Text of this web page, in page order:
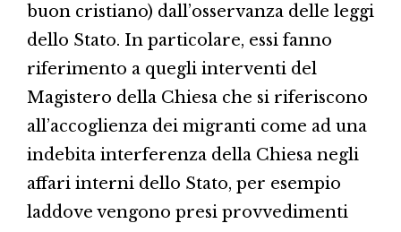
buon cristiano) dall’osservanza delle leggi
dello Stato. In particolare, essi fanno
riferimento a quegli interventi del
Magistero della Chiesa che si riferiscono
all’accoglienza dei migranti come ad una
indebita interferenza della Chiesa negli
affari interni dello Stato, per esempio
laddove vengono presi provvedimenti